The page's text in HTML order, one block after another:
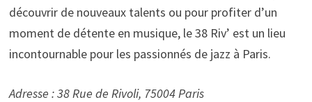
découvrir de nouveaux talents ou pour profiter d’un
moment de détente en musique, le 38 Riv’ est un lieu
incontournable pour les passionnés de jazz à Paris.
Adresse : 38 Rue de Rivoli, 75004 Paris